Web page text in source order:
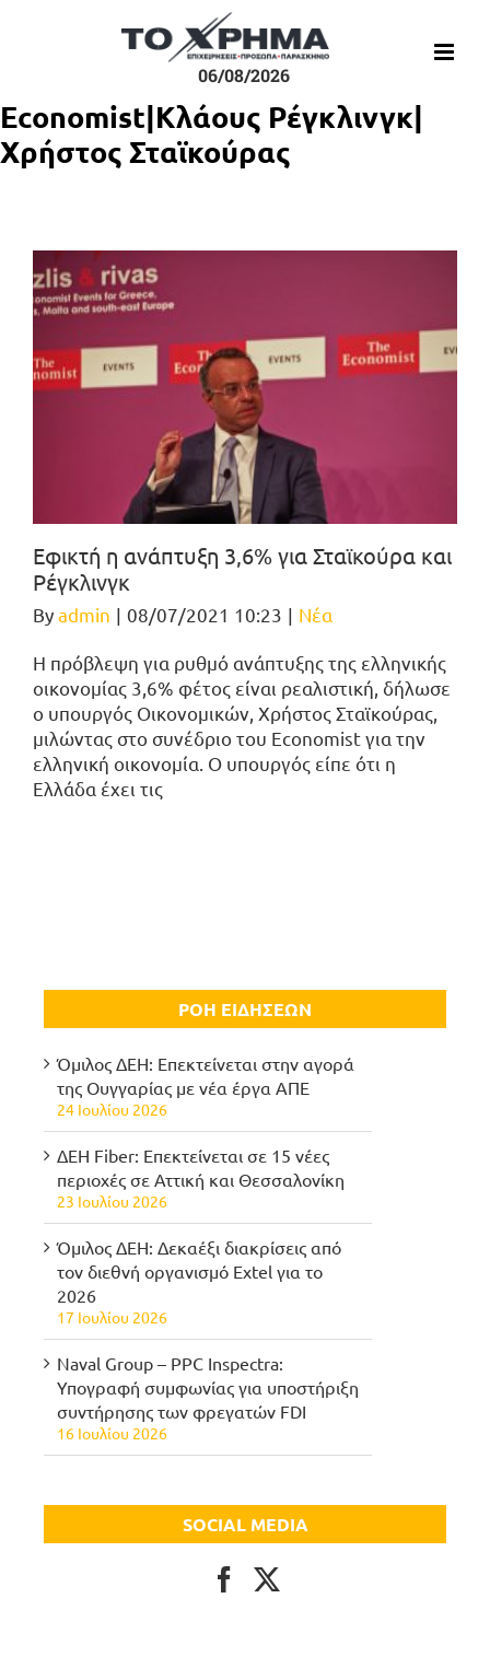
06/08/2026
Economist|Κλάους Ρέγκλινγκ|
Χρήστος Σταϊκούρας
Εφικτή η ανάπτυξη 3,6% για Σταϊκούρα και
Ρέγκλινγκ
Byadmin | 08/07/2021 10:23 | Νέα
Η πρόβλεψη για ρυθμό ανάπτυξης της ελληνικής
οικονομίας 3,6% φέτος είναι ρεαλιστική, δήλωσε
o υπουργός Οικονομικών, Χρήστος Σταϊκούρας,
μιλώντας στο συνέδριο του Economist για την
ελληνική οικονομία. Ο υπουργός είπε ότι η
Ελλάδα έχει τις
ΡΟΗ ΕΙΔΗΣΕΩΝ
Όμιλος ΔΕΗ: Επεκτείνεται στην αγορά
της Ουγγαρίας με νέα έργα ΑΠΕ
24 Ιουλίου 2026
ΔΕΗ Fiber: Επεκτείνεται σε 15 νέες
περιοχές σε Αττική και Θεσσαλονίκη
23 Ιουλίου 2026
Όμιλος ΔΕΗ: Δεκαέξι διακρίσεις από
τον διεθνή οργανισμό Extel για το
2026
17 Ιουλίου 2026
Naval Group – PPC Inspectra:
Υπογραφή συμφωνίας για υποστήριξη
συντήρησης των φρεγατών FDI
16 Ιουλίου 2026
SOCIAL MEDIA